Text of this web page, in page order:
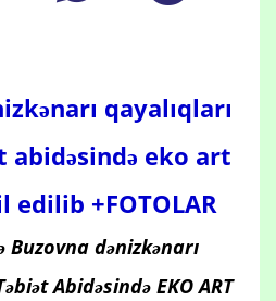
qayalıqları
abidəsində eko art
edilib +FOTOLAR
dənizkənarı
Abidəsində EKO ART